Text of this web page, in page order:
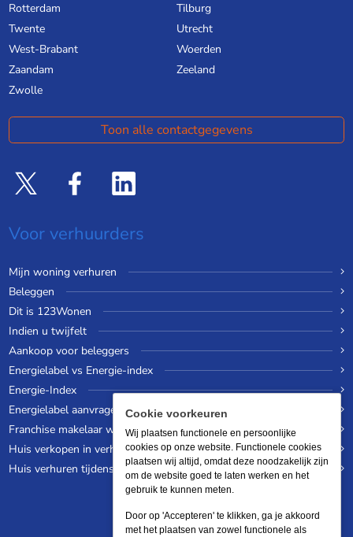
Rotterdam
Tilburg
Twente
Utrecht
West-Brabant
Woerden
Zaandam
Zeeland
Zwolle
Toon alle contactgegevens
Voor verhuurders
Mijn woning verhuren
Beleggen
Dit is 123Wonen
Indien u twijfelt
Aankoop voor beleggers
Energielabel vs Energie-index
Energie-Index
Energielabel aanvragen
Franchise makelaar worden
Huis verkopen in verhuurde staat
Huis verhuren tijdens een wereldreis
Cookie voorkeuren
Wij plaatsen functionele en persoonlijke
cookies op onze website. Functionele cookies
plaatsen wij altijd, omdat deze noodzakelijk zijn
om de website goed te laten werken en het
gebruik te kunnen meten.
Door op 'Accepteren' te klikken, ga je akkoord
met het plaatsen van zowel functionele als